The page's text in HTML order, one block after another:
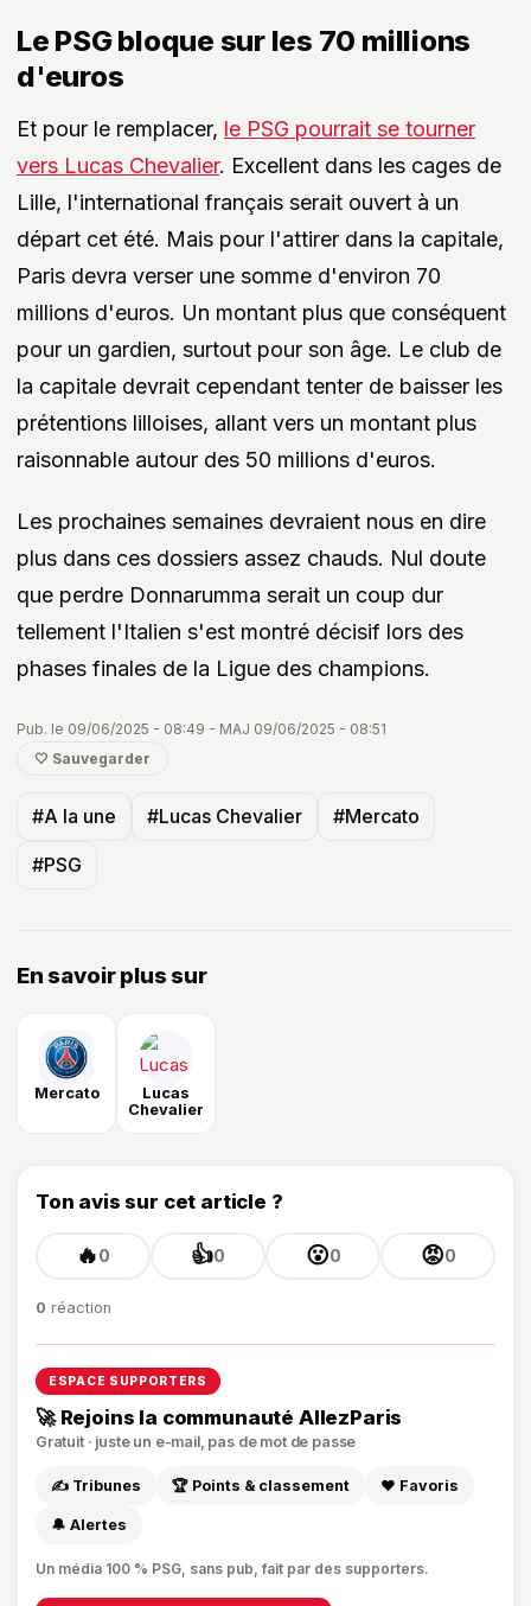
Le PSG bloque sur les 70 millions
d'euros
Et pour le remplacer, le PSG pourrait se tourner
vers Lucas Chevalier. Excellent dans les cages de
Lille, l'international français serait ouvert à un
départ cet été. Mais pour l'attirer dans la capitale,
Paris devra verser une somme d'environ 70
millions d'euros. Un montant plus que conséquent
pour un gardien, surtout pour son âge. Le club de
la capitale devrait cependant tenter de baisser les
prétentions lilloises, allant vers un montant plus
raisonnable autour des 50 millions d'euros.
Les prochaines semaines devraient nous en dire
plus dans ces dossiers assez chauds. Nul doute
que perdre Donnarumma serait un coup dur
tellement l'Italien s'est montré décisif lors des
phases finales de la Ligue des champions.
Pub. le 09/06/2025 - 08:49 - MAJ 09/06/2025 - 08:51
🤍 Sauvegarder
#A la une #Lucas Chevalier #Mercato
#PSG
En savoir plus sur
Mercato
Lucas
Chevalier
Ton avis sur cet article ?
🔥0 👍0 😮0 😡0
0 réaction
ESPACE SUPPORTERS
🚀 Rejoins la communauté AllezParis
Gratuit · juste un e-mail, pas de mot de passe
✍️ Tribunes 🏆 Points & classement ❤️ Favoris
🔔 Alertes
Un média 100 % PSG, sans pub, fait par des supporters.